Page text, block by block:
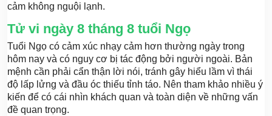
cảm không nguội lạnh.
Tử vi ngày 8 tháng 8 tuổi Ngọ
Tuổi Ngọ có cảm xúc nhạy cảm hơn thường ngày trong
hôm nay và có nguy cơ bị tác động bởi người ngoài. Bản
mệnh cần phải cẩn thận lời nói, tránh gây hiểu lầm vì thái
độ lấp lửng và đầu óc thiếu tỉnh táo. Nên tham khảo nhiều ý
kiến để có cái nhìn khách quan và toàn diện về những vấn
đề quan trọng.